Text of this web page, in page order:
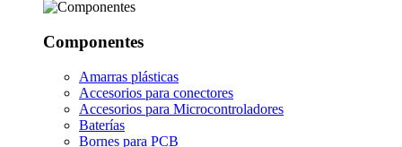
Componentes
Amarras plásticas
Accesorios para conectores
Accesorios para Microcontroladores
Baterías
Bornes para PCB